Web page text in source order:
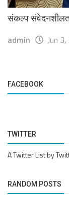
संकल्प
admin Jun
FACEBOOK
TWITTER
A Twitter List by
RANDOM POSTS